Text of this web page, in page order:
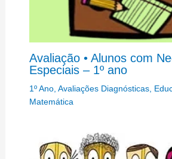
Avaliação • Alunos com
Especiais – 1º ano
1º Ano, Avaliações Diagnósticas,
Matemática